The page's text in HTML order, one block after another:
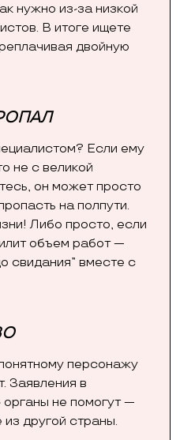
нужно из-за низкой
В итоге ищете
двойную
Если ему
не с великой
он может просто
на полпути.
Либо просто, если
объем работ —
свидания” вместе с
персонажу
Заявления в
органы не помогут —
другой страны.